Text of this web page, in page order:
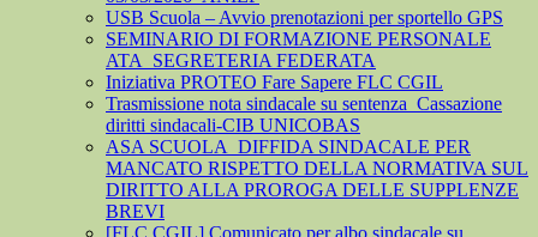
USB Scuola – Avvio prenotazioni per sportello GPS
SEMINARIO DI FORMAZIONE PERSONALE
ATA_SEGRETERIA FEDERATA
Iniziativa PROTEO Fare Sapere FLC CGIL
Trasmissione nota sindacale su sentenza_Cassazione
diritti sindacali-CIB UNICOBAS
ASA SCUOLA_DIFFIDA SINDACALE PER
MANCATO RISPETTO DELLA NORMATIVA SUL
DIRITTO ALLA PROROGA DELLE SUPPLENZE
BREVI